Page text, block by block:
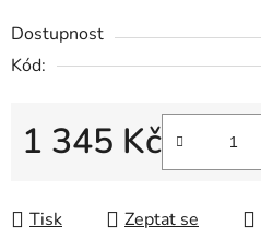
Dostupnost
Kód:
1 345 Kč
Tisk Zeptat se